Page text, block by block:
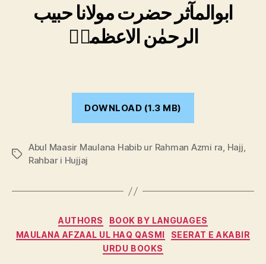
ابوالمآثر حضرت مولانا حبیب
الرحمٰن الاعظمیؒ
DOWNLOAD (1.3 MB)
Tags
Abul Maasir Maulana Habib ur Rahman Azmi ra, Hajj,
Rahbar i Hujjaj
Categories
AUTHORS
BOOK BY LANGUAGES
MAULANA AFZAAL UL HAQ QASMI
SEERAT E AKABIR
URDU BOOKS